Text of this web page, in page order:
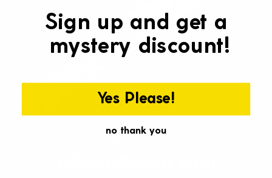
Sign up and get a
mystery discount!
Yes Please!
no thank you